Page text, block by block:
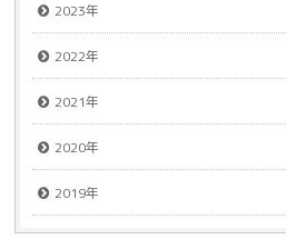
2023年
2022年
2021年
2020年
2019年